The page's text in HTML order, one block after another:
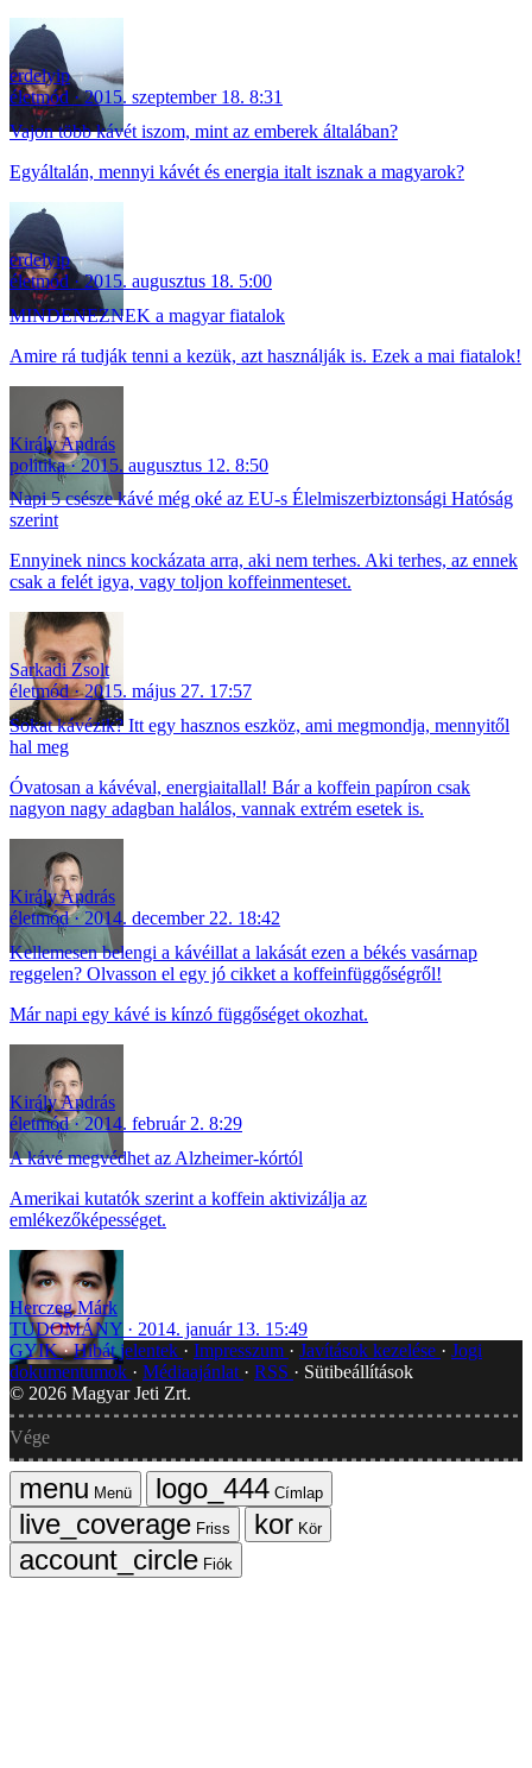
erdelyip
életmód
2015. szeptember 18. 8:31
Vajon több kávét iszom, mint az emberek általában?
Egyáltalán, mennyi kávét és energia italt isznak a magyarok?
erdelyip
életmód
2015. augusztus 18. 5:00
MINDENEZNEK a magyar fiatalok
Amire rá tudják tenni a kezük, azt használják is. Ezek a mai fiatalok!
Király András
politika
2015. augusztus 12. 8:50
Napi 5 csésze kávé még oké az EU-s Élelmiszerbiztonsági Hatóság
szerint
Ennyinek nincs kockázata arra, aki nem terhes. Aki terhes, az ennek
csak a felét igya, vagy toljon koffeinmenteset.
Sarkadi Zsolt
életmód
2015. május 27. 17:57
Sokat kávézik? Itt egy hasznos eszköz, ami megmondja, mennyitől
hal meg
Óvatosan a kávéval, energiaitallal! Bár a koffein papíron csak
nagyon nagy adagban halálos, vannak extrém esetek is.
Király András
életmód
2014. december 22. 18:42
Kellemesen belengi a kávéillat a lakását ezen a békés vasárnap
reggelen? Olvasson el egy jó cikket a koffeinfüggőségről!
Már napi egy kávé is kínzó függőséget okozhat.
Király András
életmód
2014. február 2. 8:29
A kávé megvédhet az Alzheimer-kórtól
Amerikai kutatók szerint a koffein aktivizálja az
emlékezőképességet.
Herczeg Márk
TUDOMÁNY
2014. január 13. 15:49
GYIK Hibát jelentek Impresszum Javítások kezelése
Jogi
dokumentumok
Médiaajánlat RSS
Sütibeállítások
© 2026 Magyar Jeti Zrt.
Vége
Menü
Címlap
Friss
Kör
Fiók